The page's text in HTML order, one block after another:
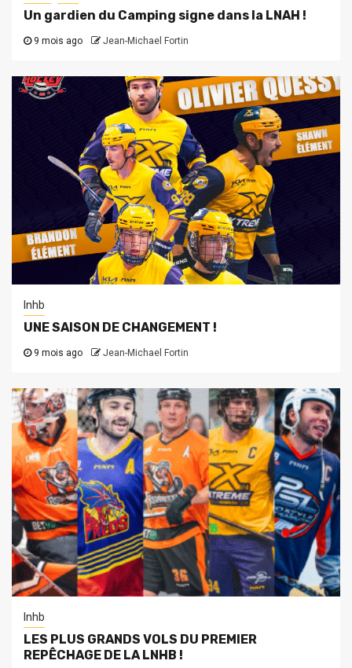
Un gardien du Camping signe dans la LNAH !
9 mois ago Jean-Michael Fortin
lnhb
UNE SAISON DE CHANGEMENT !
9 mois ago Jean-Michael Fortin
lnhb
LES PLUS GRANDS VOLS DU PREMIER
REPÊCHAGE DE LA LNHB !